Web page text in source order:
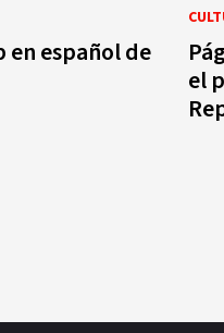
en español de
el